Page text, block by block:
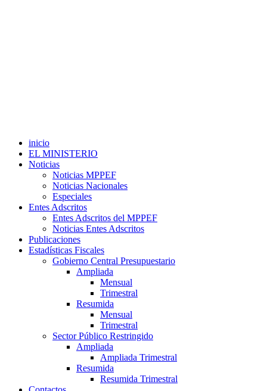
inicio
EL MINISTERIO
Noticias
Noticias MPPEF
Noticias Nacionales
Especiales
Entes Adscritos
Entes Adscritos del MPPEF
Noticias Entes Adscritos
Publicaciones
Estadísticas Fiscales
Gobierno Central Presupuestario
Ampliada
Mensual
Trimestral
Resumida
Mensual
Trimestral
Sector Público Restringido
Ampliada
Ampliada Trimestral
Resumida
Resumida Trimestral